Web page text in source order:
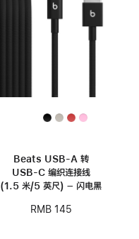
Beats USB-A 转
USB-C 编织连接线
(1.5 米/5 英尺) – 闪电黑
RMB 145